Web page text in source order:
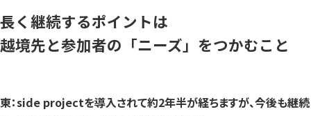
長く継続するポイントは
越境先と参加者の「ニーズ」をつかむこと
東：side projectを導入されて約2年半が経ちますが、今後も継続